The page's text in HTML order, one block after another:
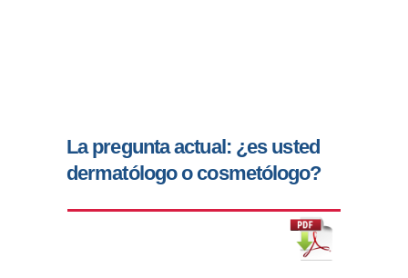
La pregunta actual: ¿es usted
dermatólogo o cosmetólogo?